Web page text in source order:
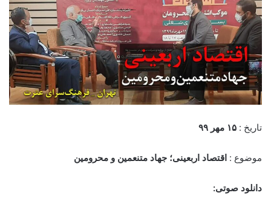
تاریخ : ۱۵ مهر ۹۹
موضوع : اقتصاد اربعینی؛ جهاد متنعمین و محرومین
دانلود صوتی: